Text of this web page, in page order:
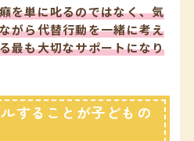
を単に叱るのではなく、気
がら代替行動を一緒に考え
最も大切なサポートになり
することが子どもの